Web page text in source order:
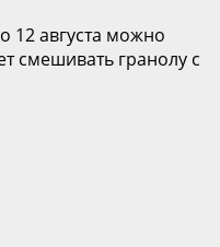
12 августа можно
смешивать гранолу с